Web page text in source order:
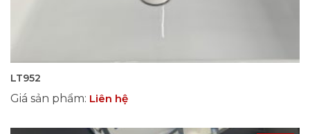
LT952
Giá sản phẩm: Liên hệ